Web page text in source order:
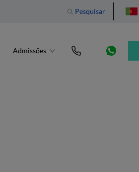
Pesquisar
Admissões